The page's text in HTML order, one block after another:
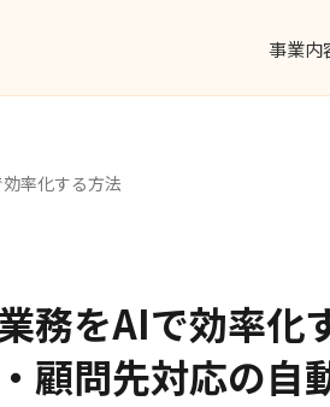
事業内
率化する方法
務をAIで効率
顧問先対応の自